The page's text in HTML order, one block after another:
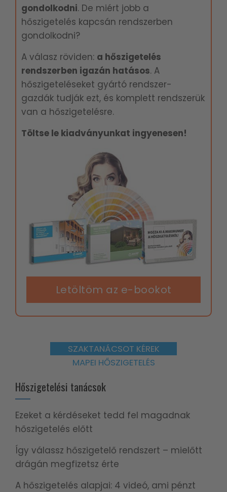
gondolkodni. De miért jobb a
hőszigetelés kapcsán rendszerben
gondolkodni?
A válasz röviden: a hőszigetelés
rendszerben igazán hatásos. A
hőszigeteléseket gyártó rendszer-
gazdák tudják ezt, és komplett rendszerük
van a hőszigetelésre.
Töltse le kiadványunkat ingyenesen!
Letöltöm az e-bookot
SZAKTANÁCSOT KÉREK
MAPEI HŐSZIGETELÉS
Hőszigetelési tanácsok
Ezeket a kérdéseket tedd fel magadnak
hőszigetelés előtt
Így válassz hőszigetelő rendszert – mielőtt
drágán megfizetsz érte
A hőszigetelés alapjai: 4 videó, ami pénzt